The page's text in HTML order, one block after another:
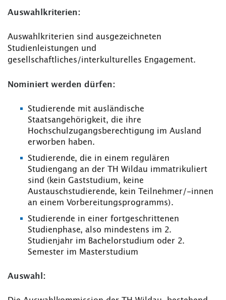
Auswahlkriterien:
Auswahlkriterien sind ausgezeichneten
Studienleistungen und
gesellschaftliches/interkulturelles Engagement.
Nominiert werden dürfen:
Studierende mit ausländische
Staatsangehörigkeit, die ihre
Hochschulzugangsberechtigung im Ausland
erworben haben.
Studierende, die in einem regulären
Studiengang an der TH Wildau immatrikuliert
sind (kein Gaststudium, keine
Austauschstudierende, kein Teilnehmer/-innen
an einem Vorbereitungsprogramms).
Studierende in einer fortgeschrittenen
Studienphase, also mindestens im 2.
Studienjahr im Bachelorstudium oder 2.
Semester im Masterstudium
Auswahl: